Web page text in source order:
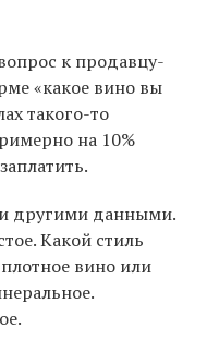
к продавцу-
«какое вино вы
такого-то
на 10%
и другими данными.
Какой стиль
вино или